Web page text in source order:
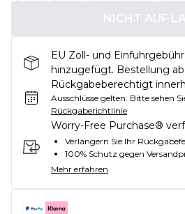
NICHT AUF
EU Zoll- und
hinzugefügt. Bestellung
Rückgabeberechtigt
Ausschlüsse gelten. Bitte sehen
Rückgaberichtlinie
Worry-Free Purchase®
Verlängern Sie Ihr
100% Schutz gegen
Mehr erfahren